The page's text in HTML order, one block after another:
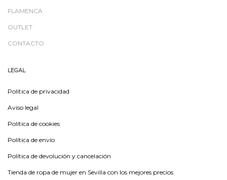
FLAMENCA
OUTLET
CONTACTO
LEGAL
Política de privacidad
Aviso legal
Política de cookies
Política de envío
Política de devolución y cancelación
Tienda de ropa de mujer en Sevilla con los mejores precios